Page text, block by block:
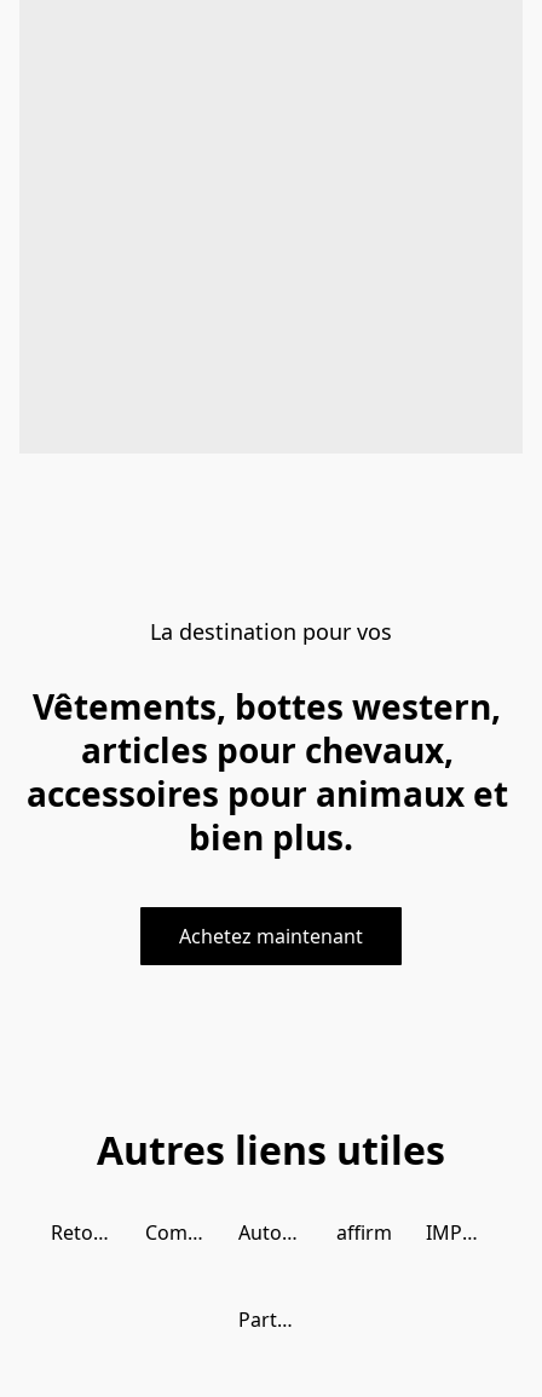
La destination pour vos
Vêtements, bottes western,
articles pour chevaux,
accessoires pour animaux et
bien plus.
Achetez maintenant
Autres liens utiles
Retour Selles / Saddles return Commande récurente - Autoship Autoship - Modalités / Terms and conditions affirm IMPORTANT
Partenariat